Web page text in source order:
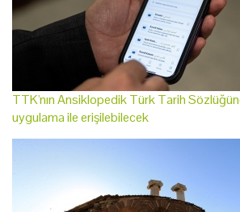
TTK'nın Ansiklopedik Türk Tarih
uygulama ile erişilebilecek